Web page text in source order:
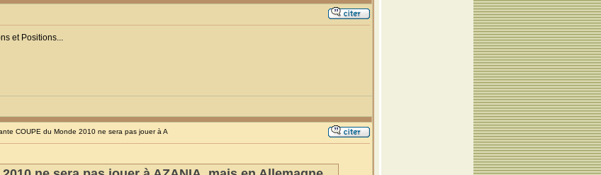
et Positions...
COUPE du Monde 2010 ne sera pas jouer à A